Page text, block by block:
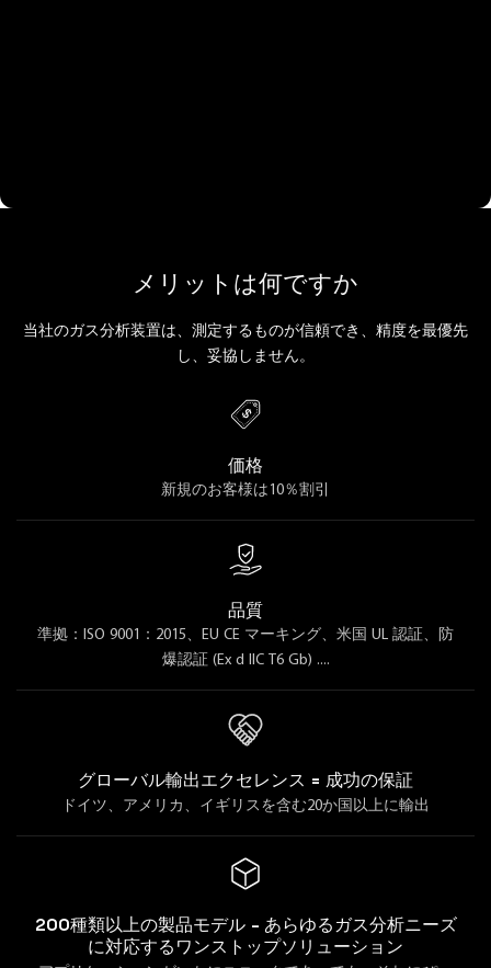
メリットは何ですか
当社のガス分析装置は、測定するものが信頼でき、精度を最優先
し、妥協しません。
価格
新規のお客様は10％割引
品質
準拠：ISO 9001：2015、EU CE マーキング、米国 UL 認証、防
爆認証 (Ex d IIC T6 Gb) ....
グローバル輸出エクセレンス = 成功の保証
ドイツ、アメリカ、イギリスを含む20か国以上に輸出
200種類以上の製品モデル - あらゆるガス分析ニーズ
に対応するワンストップソリューション